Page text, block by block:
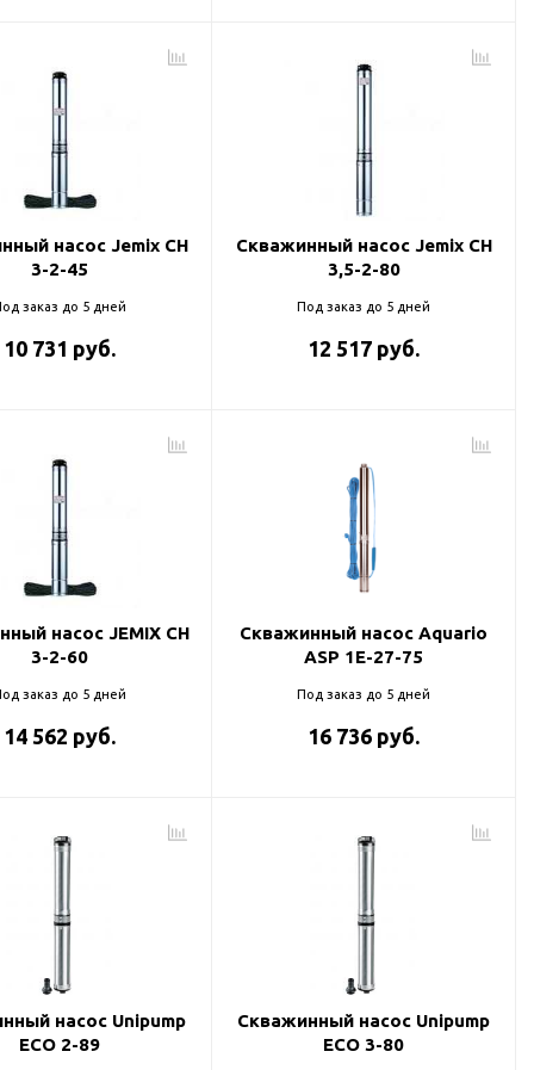
насос Jemix CH
3-2-45
заказ до 5 дней
10 731 руб.
Скважинный насос Jemix CH
3,5-2-80
Под заказ до 5 дней
12 517 руб.
насос JEMIX CH
3-2-60
заказ до 5 дней
14 562 руб.
Скважинный насос Aquario
ASP 1E-27-75
Под заказ до 5 дней
16 736 руб.
насос Unipump
ECO 2-89
Скважинный насос Unipump
ECO 3-80